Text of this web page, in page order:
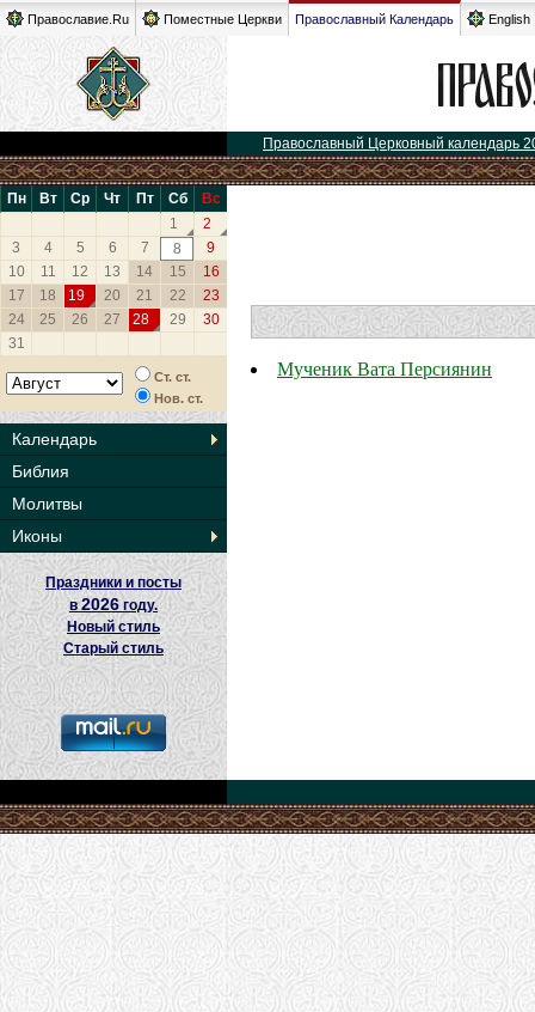
Православие.Ru Поместные Церкви Православный Календарь English
Православный Церковный календарь
Пн Вт Ср Чт Пт Сб
Вс
1
2
3
4 5 6 7 8
9
10
11 12 13 14 15
16
17
18 19 20 21 22
23
24
25 26 27 28 29
30
31
Ст. ст.
Нов. ст.
Календарь
Библия
Молитвы
Иконы
Праздники и посты
в2026 году.
Новый стиль
Старый стиль
Мученик Вата Персиянин